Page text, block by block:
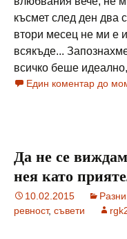
късмет след ден два
втори месец не ми е
всякъде...
всичко беше идеално,
Един коментар до
Да не се
нея като
10.02.2015 Разни
ревност, съвети